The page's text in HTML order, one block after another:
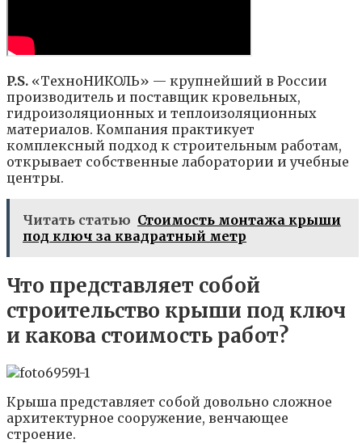
P.S. «ТехноНИКОЛЬ» — крупнейший в России
производитель и поставщик кровельных,
гидроизоляционных и теплоизоляционных
материалов. Компания практикует
комплексный подход к строительным работам,
открывает собственные лаборатории и учебные
центры.
Читать статью Стоимость монтажа крыши
под ключ за квадратный метр
Что представляет собой
строительство крыши под ключ
и какова стоимость работ?
Крыша представляет собой довольно сложное
архитектурное сооружение, венчающее
строение.